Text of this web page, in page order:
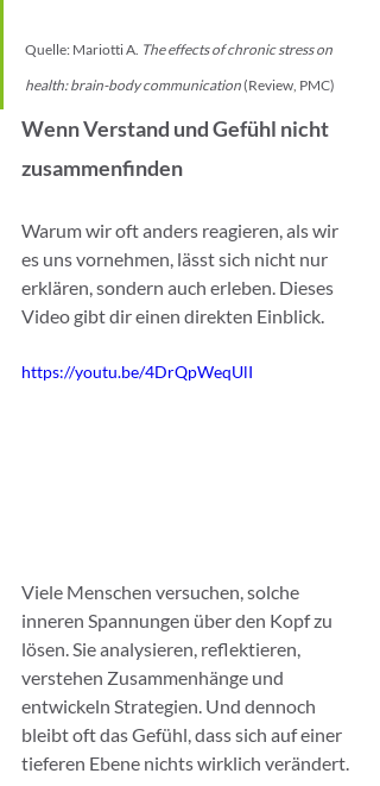
Quelle: Mariotti A. The effects of chronic stress on
health: brain-body communication (Review, PMC)
Wenn Verstand und Gefühl nicht
zusammenfinden
Warum wir oft anders reagieren, als wir
es uns vornehmen, lässt sich nicht nur
erklären, sondern auch erleben. Dieses
Video gibt dir einen direkten Einblick.
https://youtu.be/4DrQpWeqUlI
Viele Menschen versuchen, solche
inneren Spannungen über den Kopf zu
lösen. Sie analysieren, reflektieren,
verstehen Zusammenhänge und
entwickeln Strategien. Und dennoch
bleibt oft das Gefühl, dass sich auf einer
tieferen Ebene nichts wirklich verändert.